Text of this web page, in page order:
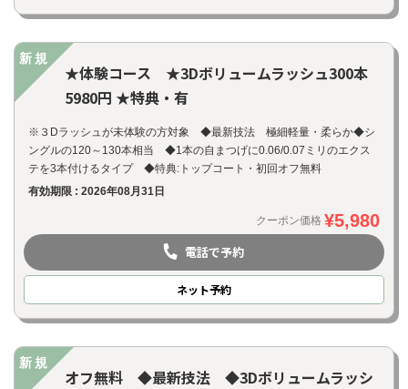
新規
★体験コース ★3Dボリュームラッシュ300本
5980円 ★特典・有
※３Dラッシュが未体験の方対象 ◆最新技法 極細軽量・柔らか◆シ
ングルの120～130本相当 ◆1本の自まつげに0.06/0.07ミリのエクス
テを3本付けるタイプ ◆特典:トップコート・初回オフ無料
有効期限 : 2026年08月31日
クーポン価格 ¥5,980
電話で予約
ネット予約
新規
オフ無料 ◆最新技法 ◆3Dボリュームラッシ